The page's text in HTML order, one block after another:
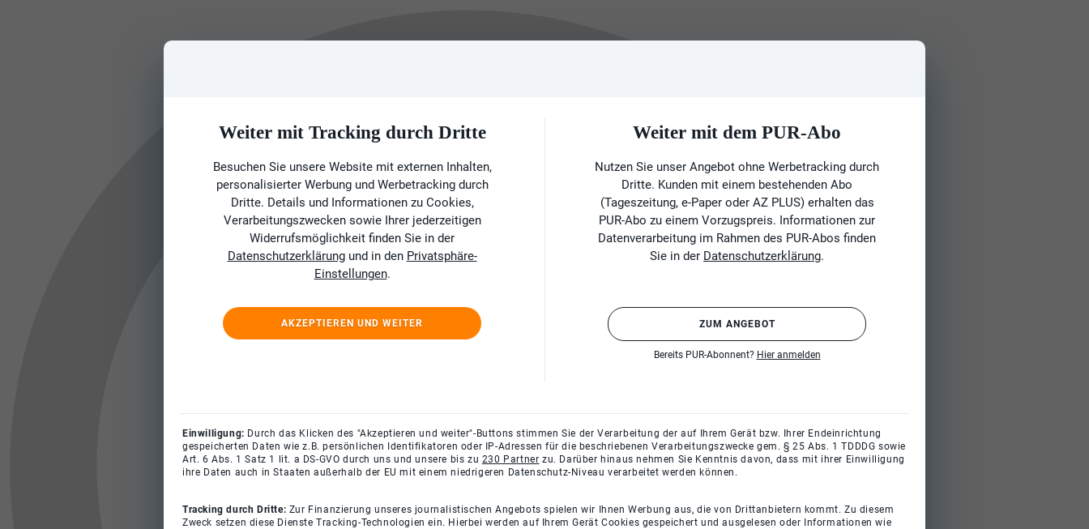
Weiter mit Tracking durch Dritte
Besuchen Sie unsere Website mit externen Inhalten,
personalisierter Werbung und Werbetracking durch
Dritte. Details und Informationen zu Cookies,
Verarbeitungszwecken sowie Ihrer jederzeitigen
Widerrufsmöglichkeit finden Sie in der
Datenschutzerklärungund in den Privatsphäre-
Einstellungen.
AKZEPTIEREN UND WEITER
Weiter mit dem PUR-Abo
Nutzen Sie unser Angebot ohne Werbetracking durch
Dritte. Kunden mit einem bestehenden Abo
(Tageszeitung, e-Paper oder AZ PLUS) erhalten das
PUR-Abo zu einem Vorzugspreis. Informationen zur
Datenverarbeitung im Rahmen des PUR-Abos finden
Sie in der Datenschutzerklärung.
ZUM ANGEBOT
Bereits PUR-Abonnent? Hier anmelden
Einwilligung: Durch das Klicken des "Akzeptieren und weiter"-Buttons stimmen Sie der Verarbeitung der auf Ihrem Gerät bzw. Ihrer Endeinrichtung
gespeicherten Daten wie z.B. persönlichen Identifikatoren oder IP-Adressen für die beschriebenen Verarbeitungszwecke gem. § 25 Abs. 1 TDDDG sowie
Art. 6 Abs. 1 Satz 1 lit. a DS-GVO durch uns und unsere bis zu 230 Partner zu. Darüber hinaus nehmen Sie Kenntnis davon, dass mit ihrer Einwilligung
ihre Daten auch in Staaten außerhalb der EU mit einem niedrigeren Datenschutz-Niveau verarbeitet werden können.
Tracking durch Dritte: Zur Finanzierung unseres journalistischen Angebots spielen wir Ihnen Werbung aus, die von Drittanbietern kommt. Zu diesem
Zweck setzen diese Dienste Tracking-Technologien ein. Hierbei werden auf Ihrem Gerät Cookies gespeichert und ausgelesen oder Informationen wie